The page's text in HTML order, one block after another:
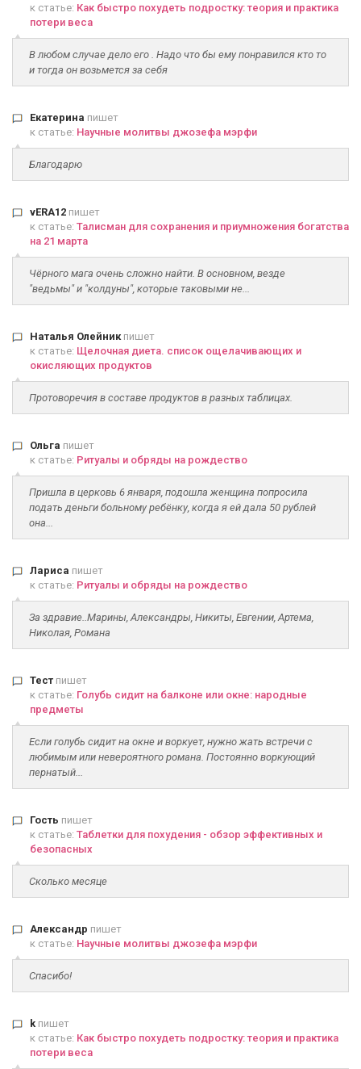
к статье: Как быстро похудеть подростку: теория и практика
потери веса
В любом случае дело его . Надо что бы ему понравился кто то
и тогда он возьмется за себя
Екатерина пишет
к статье: Научные молитвы джозефа мэрфи
Благодарю
vERA12 пишет
к статье: Талисман для сохранения и приумножения богатства
на 21 марта
Чёрного мага очень сложно найти. В основном, везде
"ведьмы" и "колдуны", которые таковыми не...
Наталья Олейникпишет
к статье: Щелочная диета. список ощелачивающих и
окисляющих продуктов
Протоворечия в составе продуктов в разных таблицах.
Ольга пишет
к статье: Ритуалы и обряды на рождество
Пришла в церковь 6 января, подошла женщина попросила
подать деньги больному ребёнку, когда я ей дала 50 рублей
она...
Лариса пишет
к статье: Ритуалы и обряды на рождество
За здравие..Марины, Александры, Никиты, Евгении, Артема,
Николая, Романа
Тест пишет
к статье: Голубь сидит на балконе или окне: народные
предметы
Если голубь сидит на окне и воркует, нужно жать встречи с
любимым или невероятного романа. Постоянно воркующий
пернатый...
Гость пишет
к статье: Таблетки для похудения - обзор эффективных и
безопасных
Сколько месяце
Александр пишет
к статье: Научные молитвы джозефа мэрфи
Спасибо!
k пишет
к статье: Как быстро похудеть подростку: теория и практика
потери веса